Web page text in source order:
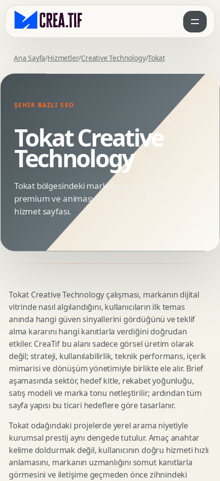
Ana Sayfa/Hizmetler/Creative Technology/Tokat
ŞEHIR BAZLI SEO
Tokat Creative
Technology
Tokat bölgesindeki markalar için SEO uyumlu,
premium ve animasyonlu Creative Technology
hizmet sayfası.
Tokat Creative Technology çalışması, markanın dijital
vitrinde nasıl algılandığını, kullanıcıların ilk temas
anında hangi güven sinyallerini gördüğünü ve teklif
alma kararını hangi kanıtlarla verdiğini doğrudan
etkiler. CreaTif bu alanı sadece görsel üretim olarak
değil; strateji, kullanılabilirlik, teknik performans, içerik
mimarisi ve dönüşüm yönetimiyle birlikte ele alır. Brief
aşamasında sektör, hedef kitle, rekabet yoğunluğu,
satış modeli ve marka tonu netleştirilir; ardından tüm
sayfa yapısı bu ticari hedeflere göre tasarlanır.
Tokat odağındaki projelerde yerel arama niyetiyle
kurumsal prestij aynı dengede tutulur. Amaç anahtar
kelime doldurmak değil, kullanıcının doğru hizmeti hızlı
anlamasını, markanın uzmanlığını somut kanıtlarla
görmesini ve iletişime geçmeden önce zihnindeki